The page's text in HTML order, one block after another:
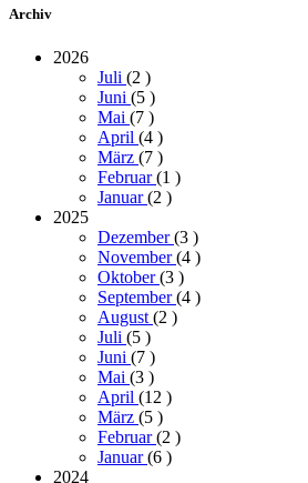
Archiv
2026
Juli (2 )
Juni (5 )
Mai (7 )
April (4 )
März (7 )
Februar(1 )
Januar(2 )
2025
Dezember(3 )
November(4 )
Oktober(3 )
September(4 )
August (2 )
Juli (5 )
Juni (7 )
Mai (3 )
April (12 )
März (5 )
Februar(2 )
Januar(6 )
2024